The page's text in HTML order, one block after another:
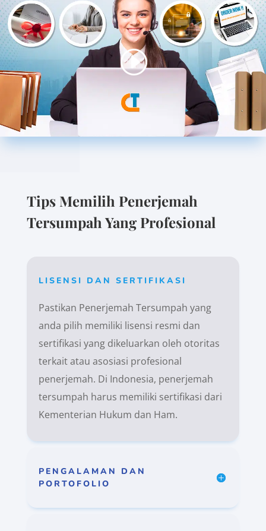
Tips Memilih Penerjemah
Tersumpah Yang Profesional
LISENSI DAN SERTIFIKASI
Pastikan Penerjemah Tersumpah yang
anda pilih memiliki lisensi resmi dan
sertifikasi yang dikeluarkan oleh otoritas
terkait atau asosiasi profesional
penerjemah. Di Indonesia, penerjemah
tersumpah harus memiliki sertifikasi dari
Kementerian Hukum dan Ham.
PENGALAMAN DAN
PORTOFOLIO